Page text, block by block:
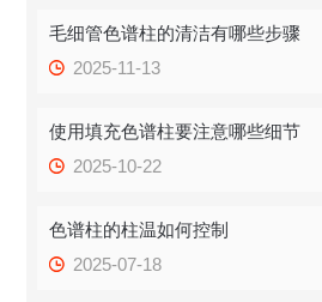
毛细管色谱柱的清洁有哪些步骤
2025-11-13
使用填充色谱柱要注意哪些细节
2025-10-22
色谱柱的柱温如何控制
2025-07-18